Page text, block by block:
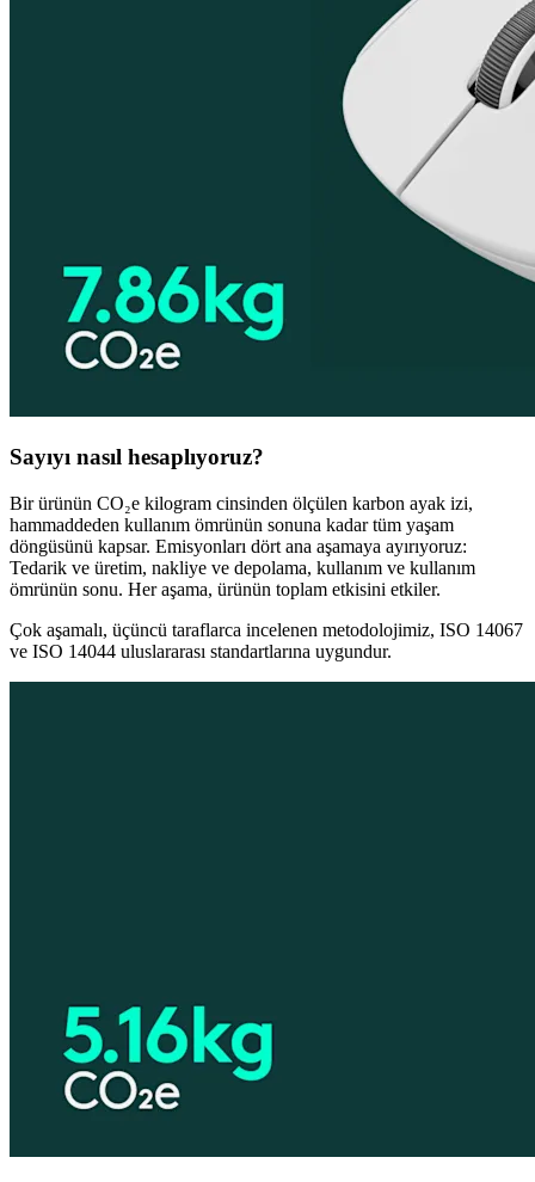
Sayıyı nasıl hesaplıyoruz?
Bir ürünün CO₂e kilogram cinsinden ölçülen karbon ayak izi,
hammaddeden kullanım ömrünün sonuna kadar tüm yaşam
döngüsünü kapsar. Emisyonları dört ana aşamaya ayırıyoruz:
Tedarik ve üretim, nakliye ve depolama, kullanım ve kullanım
ömrünün sonu. Her aşama, ürünün toplam etkisini etkiler.
Çok aşamalı, üçüncü taraflarca incelenen metodolojimiz, ISO 14067
ve ISO 14044 uluslararası standartlarına uygundur.